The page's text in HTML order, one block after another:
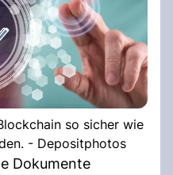
so sicher wie
- Depositphotos
Dokumente